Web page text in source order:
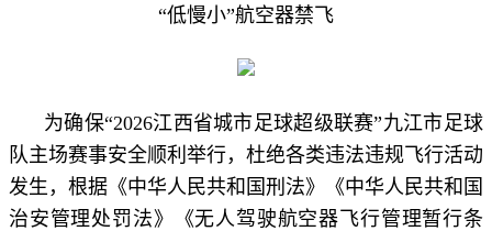
“低慢小”航空器禁飞
为确保“2026江西省城市足球超级联赛”九江市足球
队主场赛事安全顺利举行，杜绝各类违法违规飞行活动
发生，根据《中华人民共和国刑法》《中华人民共和国
治安管理处罚法》《无人驾驶航空器飞行管理暂行条